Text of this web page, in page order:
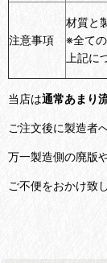
注意事項
材質と
※全て
上記に
当店は通常あまり
ご注文後に製造者
万一製造側の廃版
ご不便をおかけ致